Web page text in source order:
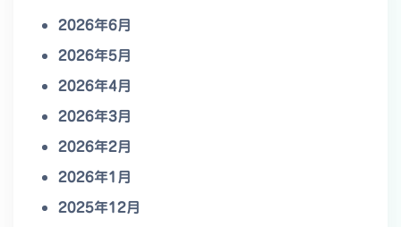
2026年6月
2026年5月
2026年4月
2026年3月
2026年2月
2026年1月
2025年12月